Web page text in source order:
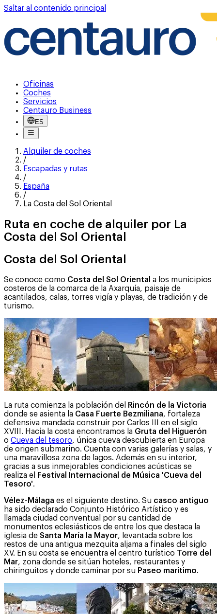
Saltar al contenido principal
Oficinas
Coches
Servicios
Centauro Business
ES
Alquiler de coches
/
Escapadas y rutas
/
España
/
La Costa del Sol Oriental
Ruta en coche de alquiler por La
Costa del Sol Oriental
Costa del Sol Oriental
Se conoce como Costa del Sol Oriental a los municipios
costeros de la comarca de la Axarquía, paisaje de
acantilados, calas, torres vigía y playas, de tradición y de
turismo.
La ruta comienza la población del
Rincón de la Victoria
donde se asienta la Casa Fuerte Bezmiliana, fortaleza
defensiva mandada construir por Carlos III en el siglo
XVIII. Hacia la costa encontramos la Gruta del Higuerón
o Cueva del tesoro, única cueva descubierta en Europa
de origen submarino. Cuenta con varias galerías y salas, y
una maravillosa zona de lagos. Además en su interior,
gracias a sus inmejorables condiciones acústicas se
realiza el
Festival Internacional de Música 'Cueva del
Tesoro'.
Vélez-Málaga es el siguiente destino. Su casco antiguo
ha sido declarado Conjunto Histórico Artístico y es
llamada ciudad conventual por su cantidad de
monumentos eclesiásticos de entre los que destaca la
iglesia de Santa María la Mayor, levantada sobre los
restos de una antigua mezquita aljama a finales del siglo
XV. En su costa se encuentra el centro turístico Torre del
Mar, zona donde se sitúan hoteles, restaurantes y
chiringuitos y donde caminar por su Paseo marítimo.